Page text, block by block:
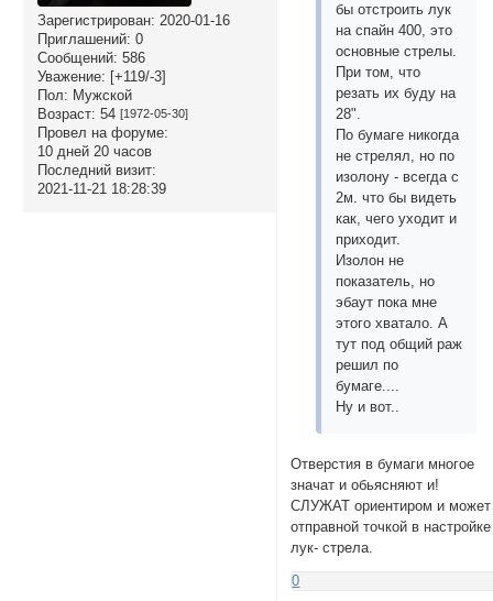
Зарегистрирован: 2020-01-16
Приглашений: 0
Сообщений: 586
Уважение: [+119/-3]
Пол: Мужской
Возраст: 54 [1972-05-30]
Провел на форуме:
10 дней 20 часов
Последний визит:
2021-11-21 18:28:39
бы отстроить лук
на спайн 400, это
основные стрелы.
При том, что
резать их буду на
28".
По бумаге никогда
не стрелял, но по
изолону - всегда с
2м. что бы видеть
как, чего уходит и
приходит.
Изолон не
показатель, но
эбаут пока мне
этого хватало. А
тут под общий раж
решил по
бумаге....
Ну и вот..
Отверстия в бумаги многое
значат и обьясняют и!
СЛУЖАТ ориентиром и может
отправной точкой в настройке
лук- стрела.
0